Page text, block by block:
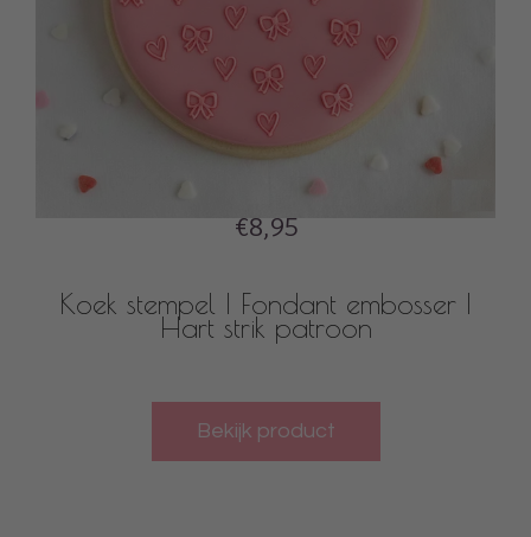
€8,95
Koek stempel | Fondant embosser |
Hart strik patroon
Bekijk product